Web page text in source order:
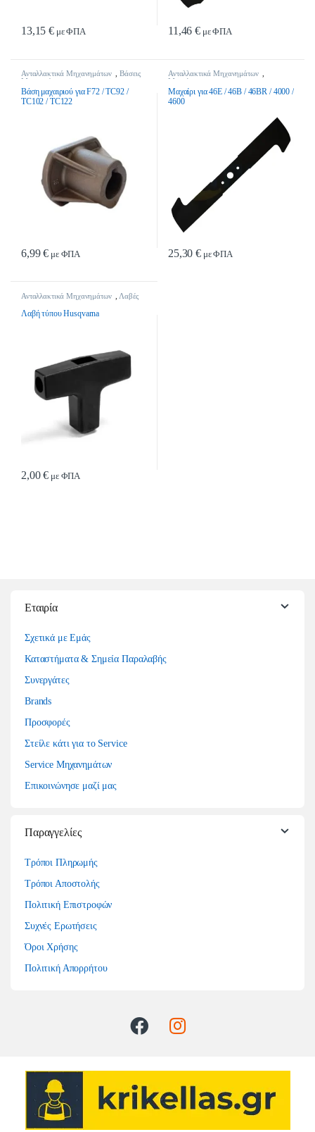
13,15€ με ΦΠΑ 11,46€ με ΦΠΑ
Ανταλλακτικά Μηχανημάτων , Βάσεις
Μαχαιριών
Βάση μαχαιριού για F72 / TC92 /
TC102 / TC122
6,99€ με ΦΠΑ
Ανταλλακτικά Μηχανημάτων ,
Μαχαίρια
Μαχαίρι για 46E / 46B / 46BR / 4000 /
4600
25,30€ με ΦΠΑ
Ανταλλακτικά Μηχανημάτων Λαβές
Λαβή τύπου Husqvarna
2,00€ με ΦΠΑ
Εταιρία
Σχετικά με Εμάς
Καταστήματα & Σημεία Παραλαβής
Συνεργάτες
Brands
Προσφορές
Στείλε κάτι για το Service
Service Μηχανημάτων
Επικοινώνησε μαζί μας
Παραγγελίες
Τρόποι Πληρωμής
Τρόποι Αποστολής
Πολιτική Επιστροφών
Συχνές Ερωτήσεις
Όροι Χρήσης
Πολιτική Απορρήτου